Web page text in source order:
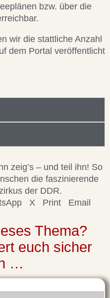
bzw. über die
wir die stattliche Anzahl
dem Portal veröffentlicht
zeig’s – und teil ihn! So
die faszinierende
der DDR.
X Print Email
Thema?
euch sicher
…